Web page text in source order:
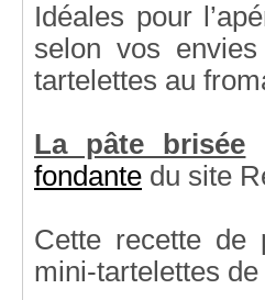
Idéales pour
selon vos
tartelettes au
La pâte brisée
fondante du site
Cette recette de
mini-tartelettes